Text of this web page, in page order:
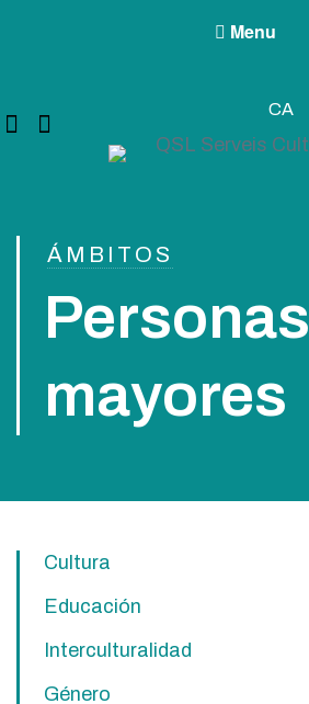
Menu
CA
ÁMBITOS
Personas
mayores
Cultura
Educación
Interculturalidad
Género